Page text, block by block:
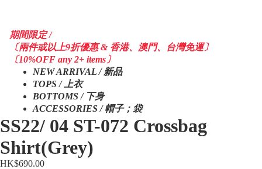
期間限定 /
〔兩件或以上9折優惠 & 香港、澳門、台灣免運〕
〔10%OFF any 2+ items〕
NEW ARRIVAL / 新品
TOPS / 上衣
BOTTOMS / 下身
ACCESSORIES / 帽子；袋
SS22/ 04 ST-072 Crossbag
Shirt(Grey)
HK$690.00